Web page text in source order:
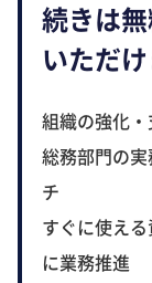
続きは
いただけ
組織の強化
総務部門の
チ
すぐに使え
に業務推進